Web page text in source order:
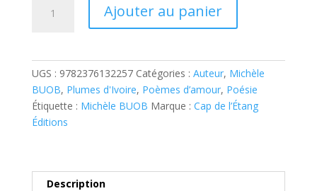
doulheureuse
de
Ajouter au panier
n
UGS : 9782376132257 Catégories : Auteur, Michèle
BUOB, Plumes d'Ivoire, Poèmes d’amour, Poésie
Étiquette : Michèle BUOB Marque : Cap de l’Étang
Éditions
Description